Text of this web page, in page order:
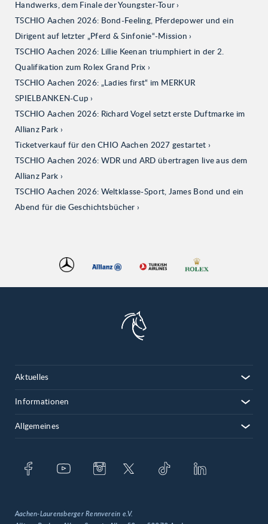
Handwerks, dem Finale der Youngster-Tour
TSCHIO Aachen 2026: Bond-Feeling, Pferdepower und ein
Dirigent auf letzter „Pferd & Sinfonie“-Mission
TSCHIO Aachen 2026: Lillie Keenan triumphiert in der 2.
Qualifikation zum Rolex Grand Prix
TSCHIO Aachen 2026: „Ladies first“ im MERKUR
SPIELBANKEN-Cup
TSCHIO Aachen 2026: Richard Vogel setzt erste Duftmarke im
Allianz Park
Ticketverkauf für den CHIO Aachen 2027 gestartet
TSCHIO Aachen 2026: WDR und ARD übertragen live aus dem
Allianz Park
TSCHIO Aachen 2026: Weltklasse-Sport, James Bond und ein
Abend für die Geschichtsbücher
Aktuelles
Informationen
Allgemeines
Aachen-Laurensberger Rennverein e.V.